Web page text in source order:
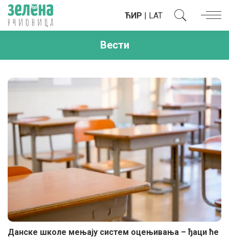
ЋИР | LAT
Вести
Данске школе мењају систем оцењивања – ђаци ће